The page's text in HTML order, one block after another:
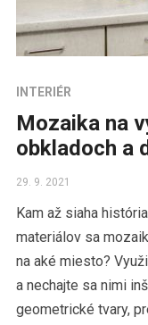
INTERIÉR
Mozaika na
obkladoch a
29. 9. 2021
Kam až siaha
materiálov sa
na aké miesto?
a nechajte sa nimi
geometrické tvary,